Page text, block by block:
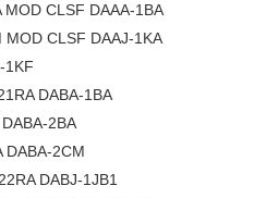
CLSF DAAA-1BA
CLSF DAAJ-1KA
1KF
DABA-1BA
2BA
DABA-2CM
DABJ-1JB1